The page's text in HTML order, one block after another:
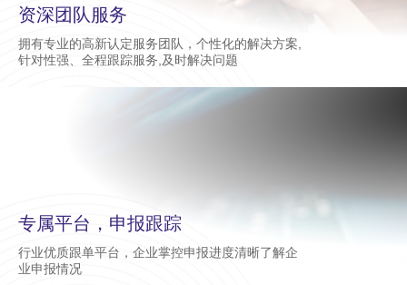
资深团队服务
拥有专业的高新认定服务团队，个性化的解决方案,
针对性强、全程跟踪服务,及时解决问题
专属平台，申报跟踪
行业优质跟单平台，企业掌控申报进度清晰了解企
业申报情况